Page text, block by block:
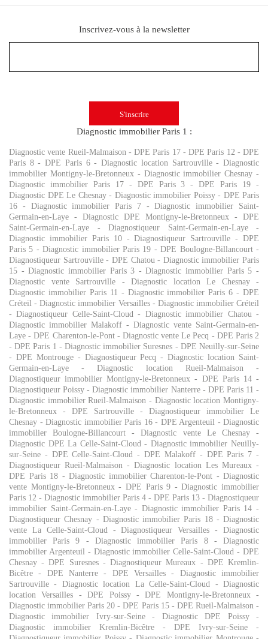
Inscrivez-vous à la newsletter
Diagnostic immobilier Paris 1 :
Diagnostic vente Rueil-Malmaison- DPE Paris 17- DPE Paris 12- DPE
Paris 8-DPE Paris 6-Diagnostic location Sartrouville-Diagnostic
immobilier Montigny-le-Bretonneux- Diagnostic immobilier Chesnay -
Diagnostic immobilier Paris 17- DPE Paris 3 -DPE Paris 19 -
Diagnostic DPE Le Chesnay- Diagnostic immobilier Poissy- DPE Paris
16 - Diagnostic immobilier Paris 7-Diagnostic immobilier Saint-
Germain-en-Laye - Diagnostic DPE Montigny-le-Bretonneux - DPE
Saint-Germain-en-Laye - Diagnostiqueur Saint-Germain-en-Laye-
Diagnostic immobilier Paris 10-Diagnostiqueur Sartrouville - DPE
Paris 5 -Diagnostic immobilier Paris 19 -DPE Boulogne-Billancourt-
Diagnostiqueur Sartrouville- DPE Chatou- Diagnostic immobilier Paris
15 -Diagnostic immobilier Paris 3 -Diagnostic immobilier Paris 5 -
Diagnostic vente Sartrouville - Diagnostic location Le Chesnay-
Diagnostic immobilier Paris 11 - Diagnostic immobilier Paris 6 -DPE
Créteil -Diagnostic immobilier Versailles- Diagnostic immobilier Créteil
-Diagnostiqueur Celle-Saint-Cloud- Diagnostic immobilier Chatou-
Diagnostic immobilier Malakoff - Diagnostic vente Saint-Germain-en-
Laye -DPE Charenton-le-Pont- Diagnostic vente Le Pecq - DPE Paris 2
-DPE Paris 1 -Diagnostic immobilier Suresnes - DPE Neuilly-sur-Seine
- DPE Montrouge- Diagnostiqueur Pecq -Diagnostic location Saint-
Germain-en-Laye -Diagnostic location Rueil-Malmaison-
Diagnostiqueur immobilier Montigny-le-Bretonneux - DPE Paris 14-
Diagnostiqueur Poissy -Diagnostic immobilier Nanterre- DPE Paris 11 -
Diagnostic immobilier Rueil-Malmaison - Diagnostic location Montigny-
le-Bretonneux - DPE Sartrouville - Diagnostiqueur immobilier Le
Chesnay - Diagnostic immobilier Paris 16- DPE Argenteuil - Diagnostic
immobilier Boulogne-Billancourt -Diagnostic vente Le Chesnay-
Diagnostic DPE La Celle-Saint-Cloud- Diagnostic immobilier Neuilly-
sur-Seine - DPE Celle-Saint-Cloud -DPE Malakoff- DPE Paris 7 -
Diagnostiqueur Rueil-Malmaison -Diagnostic location Les Mureaux-
DPE Paris 18 - Diagnostic immobilier Charenton-le-Pont - Diagnostic
vente Montigny-le-Bretonneux- DPE Paris 9 -Diagnostic immobilier
Paris 12 - Diagnostic immobilier Paris 4 - DPE Paris 13 - Diagnostiqueur
immobilier Saint-Germain-en-Laye- Diagnostic immobilier Paris 14 -
Diagnostiqueur Chesnay - Diagnostic immobilier Paris 18- Diagnostic
vente La Celle-Saint-Cloud-Diagnostiqueur Versailles -Diagnostic
immobilier Paris 9 - Diagnostic immobilier Paris 8-Diagnostic
immobilier Argenteuil- Diagnostic immobilier Celle-Saint-Cloud -DPE
Chesnay -DPE Suresnes-Diagnostiqueur Mureaux - DPE Kremlin-
Bicêtre - DPE Nanterre - DPE Versailles - Diagnostic immobilier
Sartrouville - Diagnostic location La Celle-Saint-Cloud -Diagnostic
location Versailles -DPE Poissy-DPE Montigny-le-Bretonneux-
Diagnostic immobilier Paris 20 -DPE Paris 15- DPE Rueil-Malmaison-
Diagnostic immobilier Ivry-sur-Seine- Diagnostic DPE Poissy-
Diagnostic immobilier Kremlin-Bicêtre - DPE Ivry-sur-Seine -